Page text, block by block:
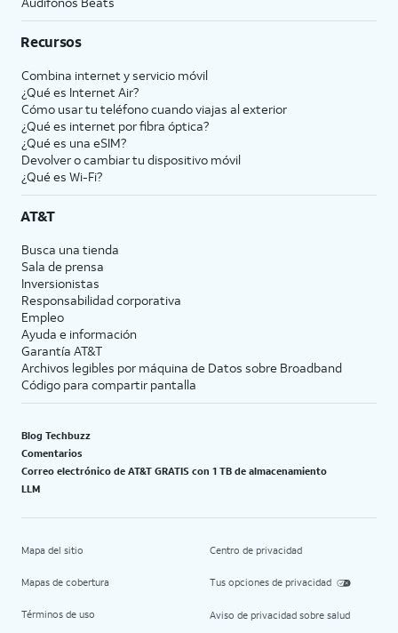
Recursos
Combina internet y servicio móvil
¿Qué es Internet Air?
Cómo usar tu teléfono cuando viajas al exterior
¿Qué es internet por fibra óptica?
¿Qué es una eSIM?
Devolver o cambiar tu dispositivo móvil
¿Qué es Wi-Fi?
AT&T
Busca una tienda
Sala de prensa
Inversionistas
Responsabilidad corporativa
Empleo
Ayuda e información
Garantía AT&T
Archivos legibles por máquina de Datos sobre Broadband
Código para compartir pantalla
Blog Techbuzz
Comentarios
Correo electrónico de AT&T GRATIS con 1 TB de almacenamiento
LLM
Mapa del sitio
Mapas de cobertura
Términos de uso
Centro de privacidad
Tus opciones de privacidad
Aviso de privacidad sobre salud